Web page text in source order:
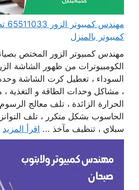
كمبيوتر بالمنزل
مهندس كمبيوتر الزور المختص
الكومبيوترات من ظهور الشاشة
السوداء ، تعطيل كرت الشاشة
، مشاكل وحدات الطاقة و التغذية
الحرارة الزائدة ، تلف معالج الرسوم
الحاسوب بشكل متكرر ، تلف
سبلاي ، تنظيف مآخذ ... اقرأ المزيد